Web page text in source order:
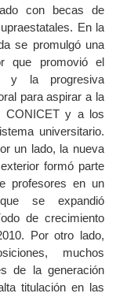
con becas de
En la
se promulgó una
que promovió el
y la progresiva
para aspirar a la
CONICET y a los
universitario.
un lado, la nueva
formó parte
profesores en un
se expandió
de crecimiento
Por otro lado,
muchos
de la generación
titulación en las